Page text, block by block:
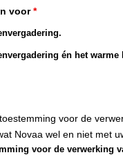
voor*
én het
voor de verwerking
voor de
Novaa wel en niet met